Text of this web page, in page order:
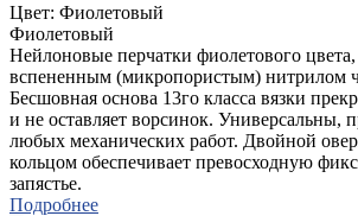
Цвет: Фиолетовый
Фиолетовый
Нейлоновые перчатки фиолетового
вспененным (микропористым) нитрилом
Бесшовная основа 13го класса вязки
и не оставляет ворсинок. Универсальны,
любых механических работ. Двойной
кольцом обеспечивает превосходную
запястье.
Подробнее